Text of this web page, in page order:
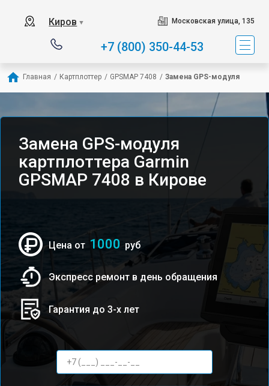
Киров ▼ Московская улица, 135
+7 (800) 350-44-53
Главная / Картплоттер / GPSMAP 7408 / Замена GPS-модуля
Замена GPS-модуля
картплоттера Garmin
GPSMAP 7408 в Кирове
Цена от 1000 руб
Экспресс ремонт в день обращения
Гарантия до 3-х лет